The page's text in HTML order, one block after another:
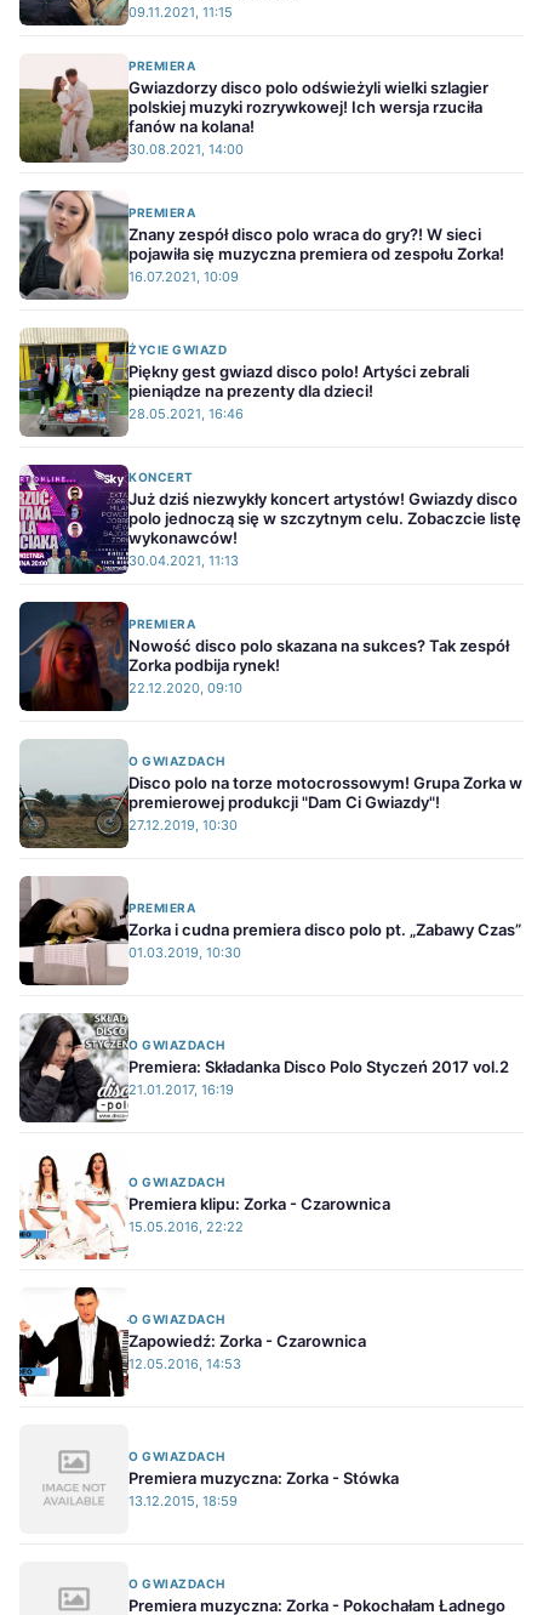
09.11.2021, 11:15
PREMIERA
Gwiazdorzy disco polo odświeżyli wielki szlagier
polskiej muzyki rozrywkowej! Ich wersja rzuciła
fanów na kolana!
30.08.2021, 14:00
PREMIERA
Znany zespół disco polo wraca do gry?! W sieci
pojawiła się muzyczna premiera od zespołu Zorka!
16.07.2021, 10:09
ŻYCIE GWIAZD
Piękny gest gwiazd disco polo! Artyści zebrali
pieniądze na prezenty dla dzieci!
28.05.2021, 16:46
KONCERT
Już dziś niezwykły koncert artystów! Gwiazdy disco
polo jednoczą się w szczytnym celu. Zobaczcie listę
wykonawców!
30.04.2021, 11:13
PREMIERA
Nowość disco polo skazana na sukces? Tak zespół
Zorka podbija rynek!
22.12.2020, 09:10
O GWIAZDACH
Disco polo na torze motocrossowym! Grupa Zorka w
premierowej produkcji "Dam Ci Gwiazdy"!
27.12.2019, 10:30
PREMIERA
Zorka i cudna premiera disco polo pt. „Zabawy Czas”
01.03.2019, 10:30
O GWIAZDACH
Premiera: Składanka Disco Polo Styczeń 2017 vol.2
21.01.2017, 16:19
O GWIAZDACH
Premiera klipu: Zorka - Czarownica
15.05.2016, 22:22
O GWIAZDACH
Zapowiedź: Zorka - Czarownica
12.05.2016, 14:53
O GWIAZDACH
Premiera muzyczna: Zorka - Stówka
13.12.2015, 18:59
O GWIAZDACH
Premiera muzyczna: Zorka - Pokochałam Ładnego